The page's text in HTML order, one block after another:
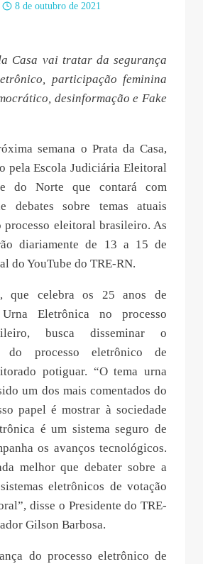
8 de outubro de 2021
Casa vai tratar da segurança
participação feminina
desinformação e Fake
semana o Prata da Casa,
pela Escola Judiciária Eleitoral
do Norte que contará com
debates sobre temas atuais
processo eleitoral brasileiro. As
diariamente de 13 a 15 de
do YouTube do TRE-RN.
que celebra os 25 anos de
Eletrônica no processo
busca disseminar o
do processo eletrônico de
potiguar. “O tema urna
um dos mais comentados do
papel é mostrar à sociedade
é um sistema seguro de
os avanços tecnológicos.
melhor que debater sobre a
eletrônicos de votação
disse o Presidente do TRE-
Gilson Barbosa.
do processo eletrônico de